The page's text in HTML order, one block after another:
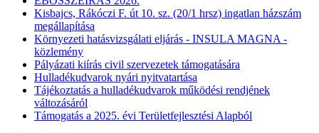
Kisbajcs, Rákóczi F. út 10. sz. (20/1 hrsz) ingatlan házszám
megállapítása
Környezeti hatásvizsgálati eljárás - INSULA MAGNA -
közlemény
Pályázati kiírás civil szervezetek támogatására
Hulladékudvarok nyári nyitvatartása
Tájékoztatás a hulladékudvarok működési rendjének
változásáról
Támogatás a 2025. évi Területfejlesztési Alapból